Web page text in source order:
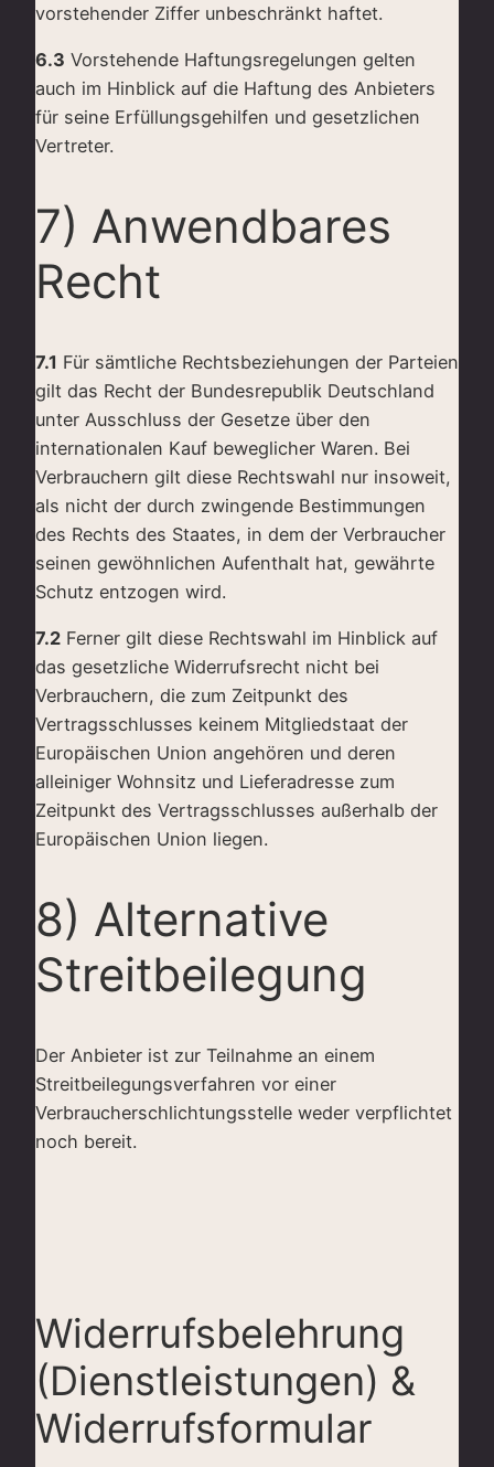
vorstehender Ziffer unbeschränkt haftet.
6.3 Vorstehende Haftungsregelungen gelten
auch im Hinblick auf die Haftung des Anbieters
für seine Erfüllungsgehilfen und gesetzlichen
Vertreter.
7) Anwendbares
Recht
7.1 Für sämtliche Rechtsbeziehungen der Parteien
gilt das Recht der Bundesrepublik Deutschland
unter Ausschluss der Gesetze über den
internationalen Kauf beweglicher Waren. Bei
Verbrauchern gilt diese Rechtswahl nur insoweit,
als nicht der durch zwingende Bestimmungen
des Rechts des Staates, in dem der Verbraucher
seinen gewöhnlichen Aufenthalt hat, gewährte
Schutz entzogen wird.
7.2 Ferner gilt diese Rechtswahl im Hinblick auf
das gesetzliche Widerrufsrecht nicht bei
Verbrauchern, die zum Zeitpunkt des
Vertragsschlusses keinem Mitgliedstaat der
Europäischen Union angehören und deren
alleiniger Wohnsitz und Lieferadresse zum
Zeitpunkt des Vertragsschlusses außerhalb der
Europäischen Union liegen.
8) Alternative
Streitbeilegung
Der Anbieter ist zur Teilnahme an einem
Streitbeilegungsverfahren vor einer
Verbraucherschlichtungsstelle weder verpflichtet
noch bereit.
Widerrufsbelehrung
(Dienstleistungen) &
Widerrufsformular